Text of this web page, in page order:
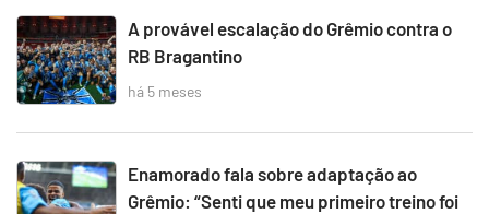
A provável escalação do Grêmio contra o
RB Bragantino
há 5 meses
Enamorado fala sobre adaptação ao
Grêmio: “Senti que meu primeiro treino foi